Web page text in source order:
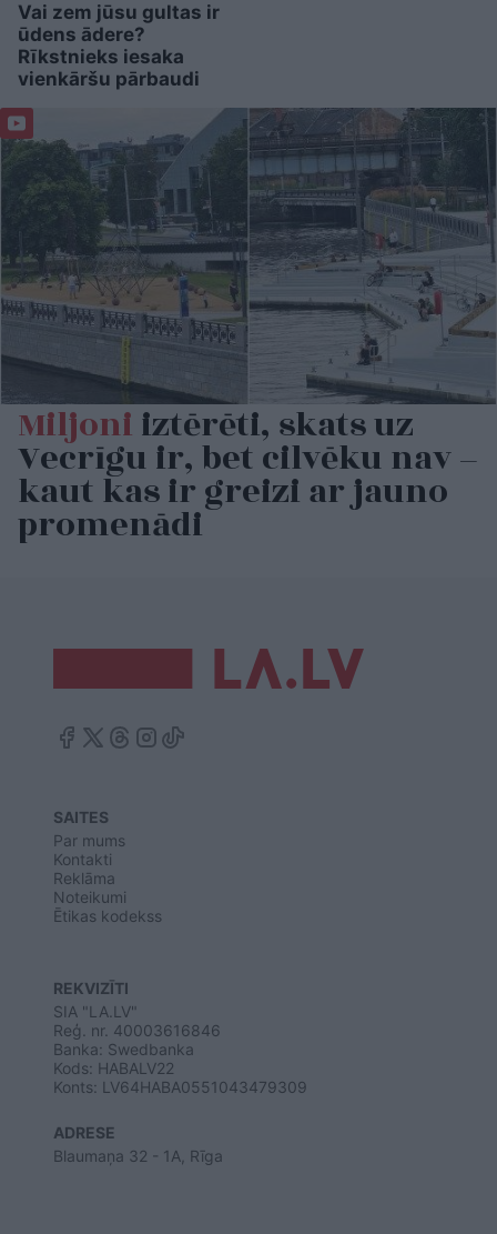
Vai zem jūsu gultas ir
ūdens ādere?
Rīkstnieks iesaka
vienkāršu pārbaudi
Miljoniiztērēti, skats uz
Vecrīgu ir, bet cilvēku nav –
kaut kas ir greizi ar jauno
promenādi
SAITES
Par mums
Kontakti
Reklāma
Noteikumi
Ētikas kodekss
REKVIZĪTI
SIA "LA.LV"
Reģ. nr. 40003616846
Banka: Swedbanka
Kods: HABALV22
Konts: LV64HABA0551043479309
ADRESE
Blaumaņa 32 - 1A, Rīga